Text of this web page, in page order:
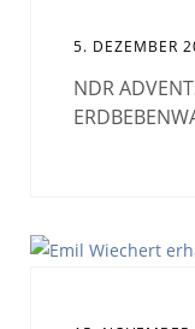
5. DEZEMBER
NDR